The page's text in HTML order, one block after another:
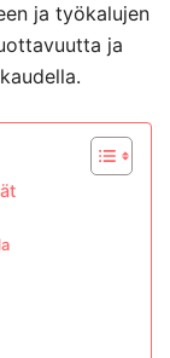
ja työkalujen
ja